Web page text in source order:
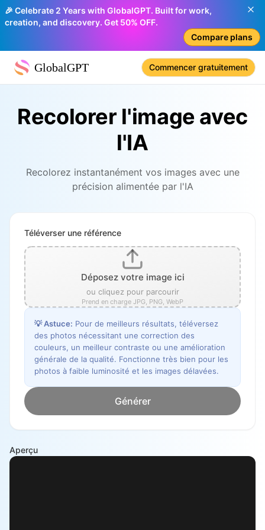
🎉 Celebrate 2 Years with GlobalGPT. Built for work,
creation, and discovery. Get 50% OFF.
Compare plans
GlobalGPT Commencer gratuitement
Recolorer l'image avec
l'IA
Recolorez instantanément vos images avec une
précision alimentée par l'IA
Téléverser une référence
Déposez votre image ici
ou cliquez pour parcourir
Prend en charge JPG, PNG, WebP
💡Astuce: Pour de meilleurs résultats, téléversez
des photos nécessitant une correction des
couleurs, un meilleur contraste ou une amélioration
générale de la qualité. Fonctionne très bien pour les
photos à faible luminosité et les images délavées.
Générer
Aperçu